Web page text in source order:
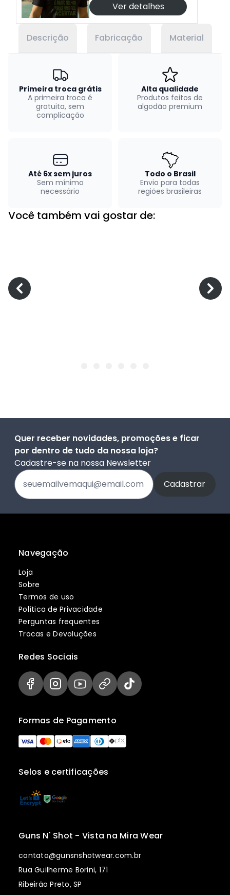
Ver detalhes
Descrição Fabricação Material
Primeira troca grátis
A primeira troca é
gratuita, sem
complicação
Alta qualidade
Produtos feitos de
algodão premium
Até 6x sem juros
Sem mínimo
necessário
Todo o Brasil
Envio para todas
regiões brasileiras
Você também vai gostar de:
Quer receber novidades, promoções e ficar
por dentro de tudo da nossa loja?
Cadastre-se na nossa Newsletter
Navegação
Loja
Sobre
Termos de uso
Política de Privacidade
Perguntas frequentes
Trocas e Devoluções
Selos e certificações
Formas de Pagamento
Redes Sociais
Guns N' Shot - Vista na Mira Wear
contato@gunsnshotwear.com.br
Rua Guilherme Borini, 171
Ribeirão Preto, SP